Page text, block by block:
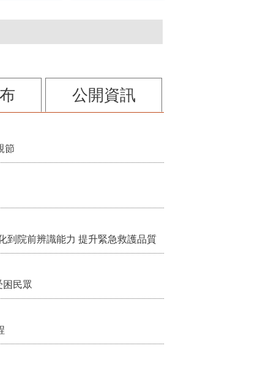
公開資訊
節
到院前辨識能力 提升緊急救護品質
民眾